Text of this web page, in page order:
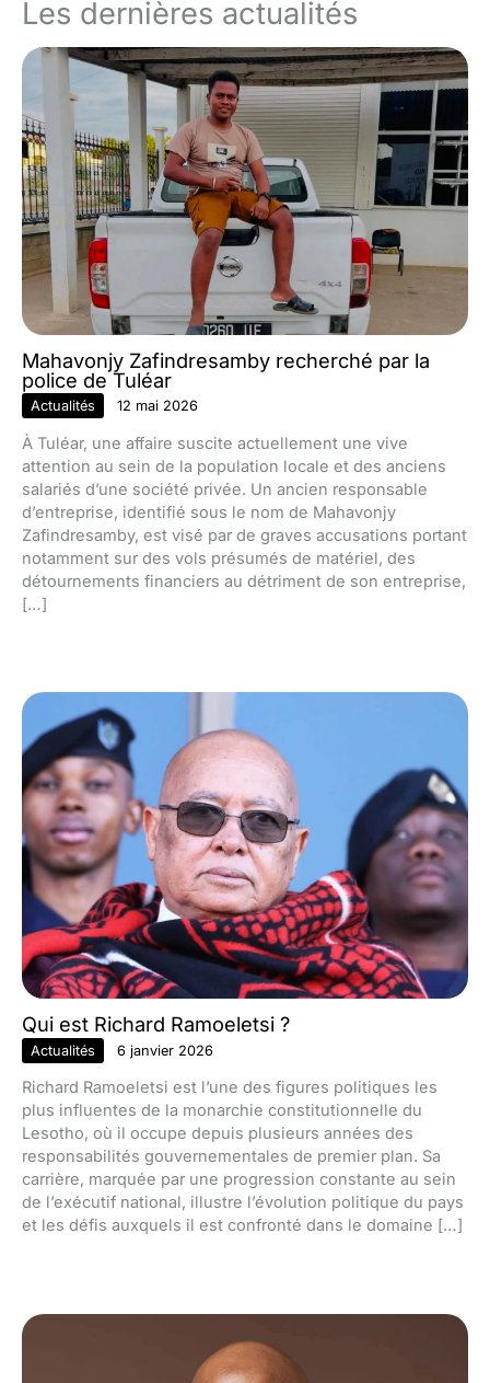
Les dernières actualités
Mahavonjy Zafindresamby recherché par la
police de Tuléar
Actualités 12 mai 2026
À Tuléar, une affaire suscite actuellement une vive
attention au sein de la population locale et des anciens
salariés d’une société privée. Un ancien responsable
d’entreprise, identifié sous le nom de Mahavonjy
Zafindresamby, est visé par de graves accusations portant
notamment sur des vols présumés de matériel, des
détournements financiers au détriment de son entreprise,
[…]
Qui est Richard Ramoeletsi ?
Actualités 6 janvier 2026
Richard Ramoeletsi est l’une des figures politiques les
plus influentes de la monarchie constitutionnelle du
Lesotho, où il occupe depuis plusieurs années des
responsabilités gouvernementales de premier plan. Sa
carrière, marquée par une progression constante au sein
de l’exécutif national, illustre l’évolution politique du pays
et les défis auxquels il est confronté dans le domaine […]